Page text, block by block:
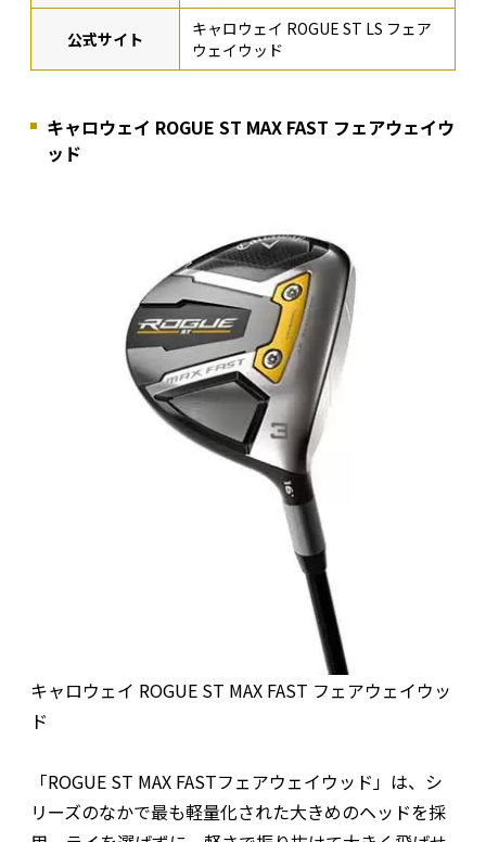
公式サイト
キャロウェイ ROGUE ST LS フェア
ウェイウッド
キャロウェイ ROGUE ST MAX FAST フェアウェイウ
ッド
キャロウェイ ROGUE ST MAX FAST フェアウェイウッ
ド
「ROGUE ST MAX FASTフェアウェイウッド」は、シ
リーズのなかで最も軽量化された大きめのヘッドを採